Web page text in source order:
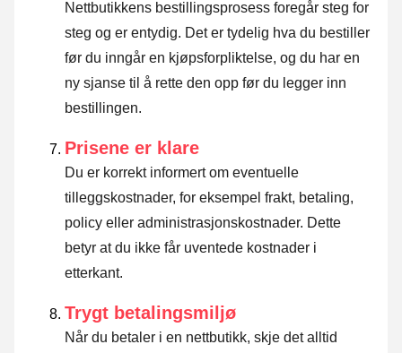
Nettbutikkens bestillingsprosess foregår steg for
steg og er entydig. Det er tydelig hva du bestiller
før du inngår en kjøpsforpliktelse, og du har en
ny sjanse til å rette den opp før du legger inn
bestillingen.
Prisene er klare
Du er korrekt informert om eventuelle
tilleggskostnader, for eksempel frakt, betaling,
policy eller administrasjonskostnader. Dette
betyr at du ikke får uventede kostnader i
etterkant.
Trygt betalingsmiljø
Når du betaler i en nettbutikk, skje det alltid